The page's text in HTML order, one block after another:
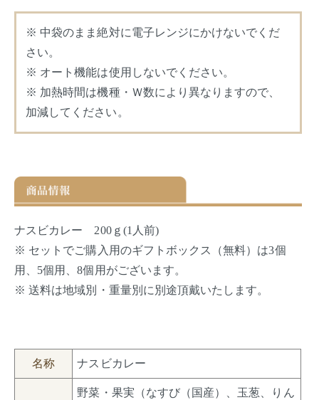
中袋のまま絶対に電子レンジにかけないでくだ
さい。
オート機能は使用しないでください。
加熱時間は機種・Ｗ数により異なりますので、
加減してください。
ナスビカレー 200ｇ(1人前)
※ セットでご購入用のギフトボックス（無料）は3個
用、5個用、8個用がございます。
※ 送料は地域別・重量別に別途頂戴いたします。
名称 ナスビカレー
野菜・果実（なすび（国産）、玉葱、りん